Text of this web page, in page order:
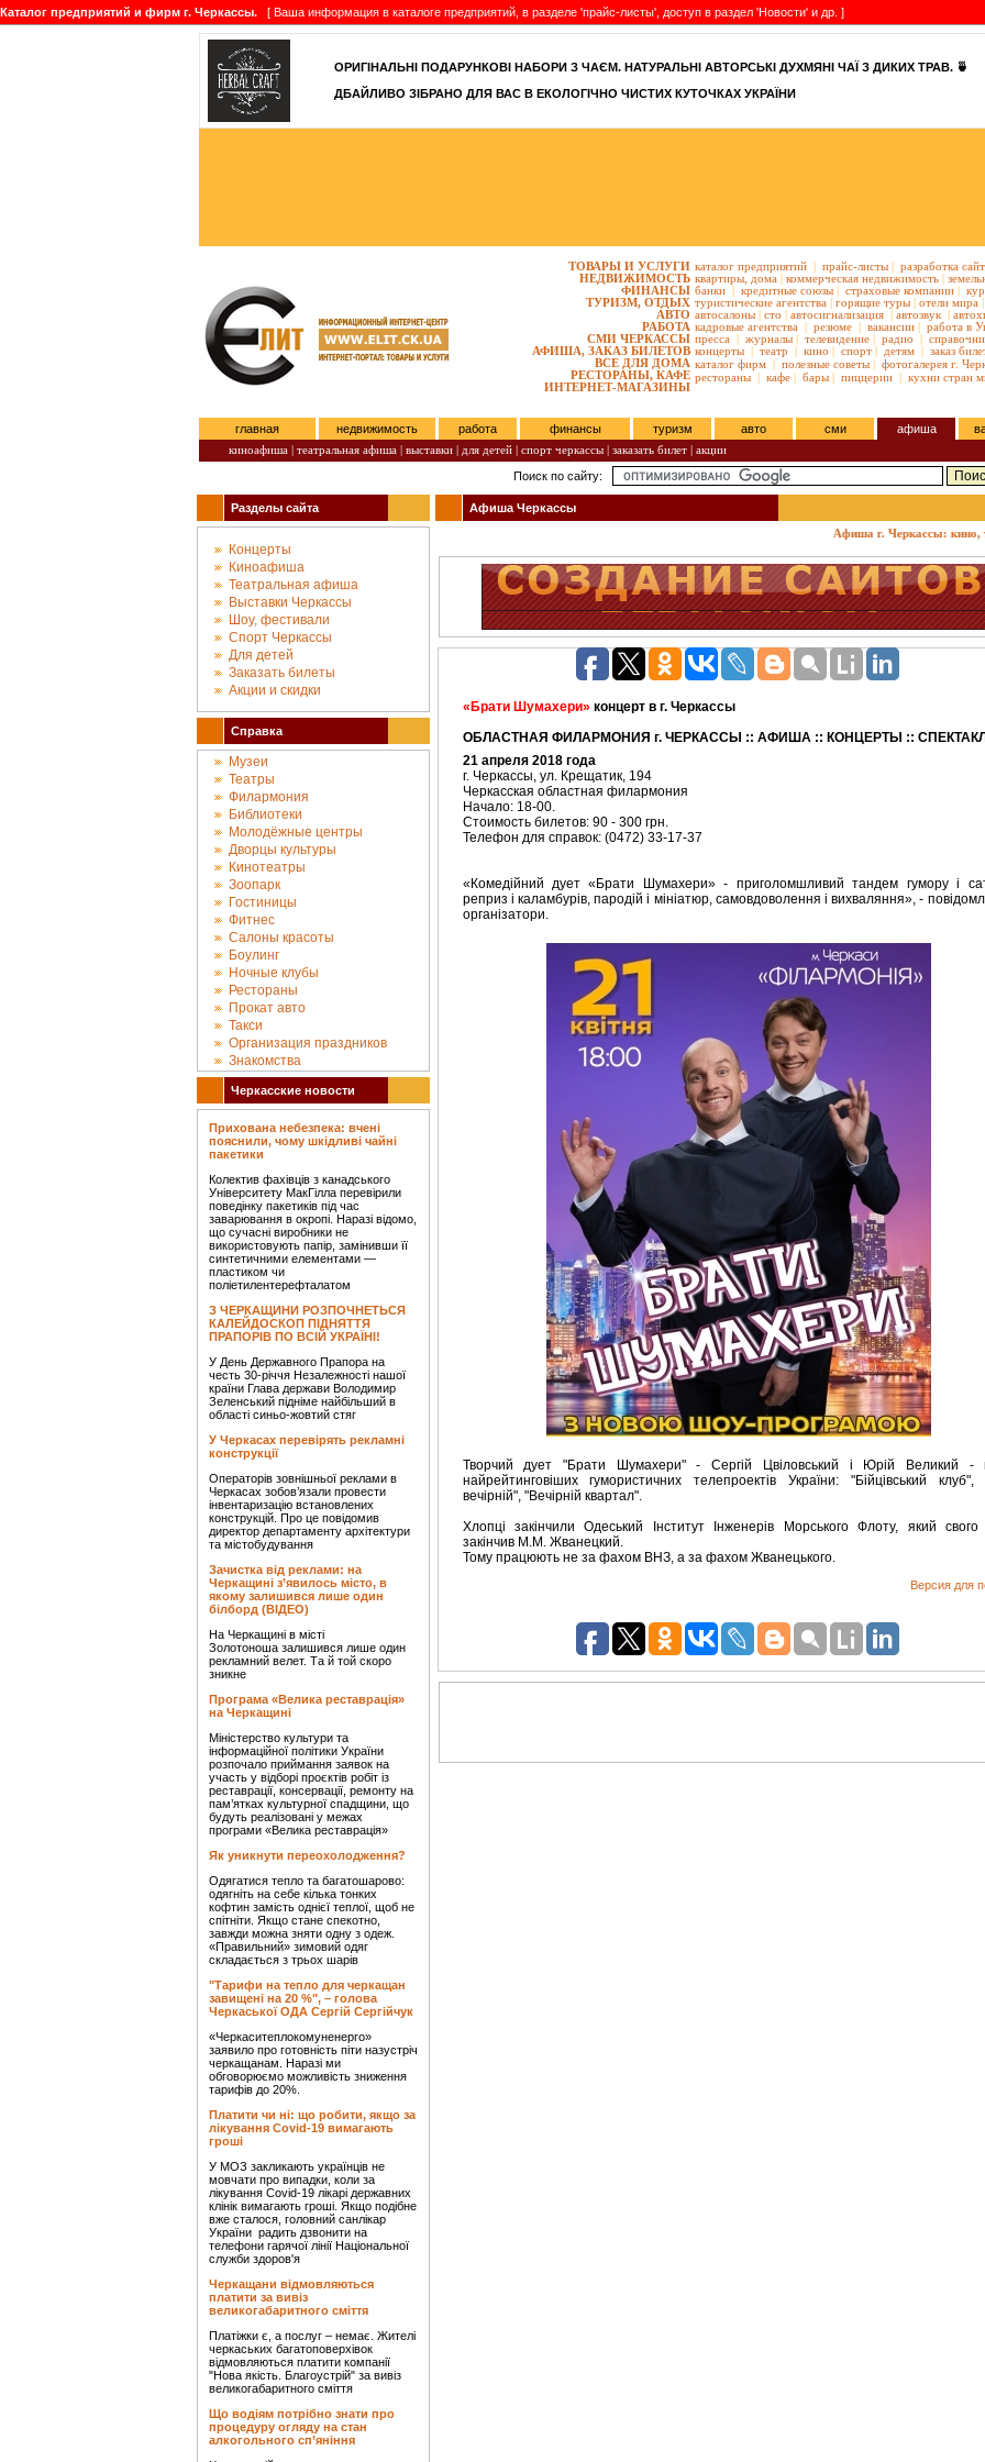
Каталог предприятий и фирм г. Черкассы. [ Ваша информация в каталоге предприятий, в разделе 'прайс-листы', доступ в раздел 'Новости' и др. ]
ОРИГІНАЛЬНІ ПОДАРУНКОВІ НАБОРИ З ЧАЄМ. НАТУРАЛЬНІ АВТОРСЬКІ ДУХМЯНІ ЧАЇ З ДИКИХ ТРАВ. 🍵
ДБАЙЛИВО ЗІБРАНО ДЛЯ ВАС В ЕКОЛОГІЧНО ЧИСТИХ КУТОЧКАХ УКРАЇНИ
ТОВАРЫ И УСЛУГИ
НЕДВИЖИМОСТЬ
ФИНАНСЫ
ТУРИЗМ, ОТДЫХ
АВТО
РАБОТА
СМИ ЧЕРКАССЫ
АФИША, ЗАКАЗ БИЛЕТОВ
ВСЕ ДЛЯ ДОМА
РЕСТОРАНЫ, КАФЕ
ИНТЕРНЕТ-МАГАЗИНЫ
каталог предприятий | прайс-листы | разработка
квартиры, дома | коммерческая недвижимость |
банки | кредитные союзы | страховые компании |
туристические агентства | горящие туры | отели мира |
автосалоны | сто | автосигнализация | автозвук |
кадровые агентства | резюме | вакансии | работа в
пресса | журналы | телевидение | радио |
концерты | театр | кино | спорт | детям | заказ
каталог фирм | полезные советы | фотогалерея г.
рестораны | кафе | бары | пиццерии | кухни стран
главная недвижимость работа финансы туризм авто сми афиша
киноафиша | театральная афиша | выставки | для детей | спорт черкассы | заказать билет | акции
Поиск по сайту:
Разделы сайта
Концерты
Киноафиша
Театральная афиша
Выставки Черкассы
Шоу, фестивали
Спорт Черкассы
Для детей
Заказать билеты
Акции и скидки
Справка
Музеи
Театры
Филармония
Библиотеки
Молодёжные центры
Дворцы культуры
Кинотеатры
Зоопарк
Гостиницы
Фитнес
Салоны красоты
Боулинг
Ночные клубы
Рестораны
Прокат авто
Такси
Организация праздников
Знакомства
Черкасские новости
Прихована небезпека: вчені
пояснили, чому шкідливі чайні
пакетики
Колектив фахівців з канадського
Університету МакГілла перевірили
поведінку пакетиків під час
заварювання в окропі. Наразі відомо,
що сучасні виробники не
використовують папір, замінивши її
синтетичними елементами —
пластиком чи
поліетилентерефталатом
З ЧЕРКАЩИНИ РОЗПОЧНЕТЬСЯ
КАЛЕЙДОСКОП ПІДНЯТТЯ
ПРАПОРІВ ПО ВСІЙ УКРАЇНІ!
У День Державного Прапора на
честь 30-річчя Незалежності нашої
країни Глава держави Володимир
Зеленський підніме найбільший в
області синьо-жовтий стяг
У Черкасах перевірять рекламні
конструкції
Операторів зовнішньої реклами в
Черкасах зобов’язали провести
інвентаризацію встановлених
конструкцій. Про це повідомив
директор департаменту архітектури
та містобудування
Зачистка від реклами: на
Черкащині з’явилось місто, в
якому залишився лише один
білборд (ВІДЕО)
На Черкащині в місті
Золотоноша залишився лише один
рекламний велет. Та й той скоро
зникне
Програма «Велика реставрація»
на Черкащині
Міністерство культури та
інформаційної політики України
розпочало приймання заявок на
участь у відборі проєктів робіт із
реставрації, консервації, ремонту на
пам’ятках культурної спадщини, що
будуть реалізовані у межах
програми «Велика реставрація»
Як уникнути переохолодження?
Одягатися тепло та багатошарово:
одягніть на себе кілька тонких
кофтин замість однієї теплої, щоб не
спітніти. Якщо стане спекотно,
завжди можна зняти одну з одеж.
«Правильний» зимовий одяг
складається з трьох шарів
"Тарифи на тепло для черкащан
завищені на 20 %", – голова
Черкаської ОДА Сергій Сергійчук
«Черкаситеплокомуненерго»
заявило про готовність піти назустріч
черкащанам. Наразі ми
обговорюємо можливість зниження
тарифів до 20%.
Платити чи ні: що робити, якщо за
лікування Covid-19 вимагають
гроші
У МОЗ закликають українців не
мовчати про випадки, коли за
лікування Covid-19 лікарі державних
клінік вимагають гроші. Якщо подібне
вже сталося, головний санлікар
України радить дзвонити на
телефони гарячої лінії Національної
служби здоров'я
Черкащани відмовляються
платити за вивіз
великогабаритного сміття
Платіжки є, а послуг – немає. Жителі
черкаських багатоповерхівок
відмовляються платити компанії
"Нова якість. Благоустрій" за вивіз
великогабаритного сміття
Що водіям потрібно знати про
процедуру огляду на стан
алкогольного сп’яніння
Афиша Черкассы
Афиша г. Черкассы: кино,
«Брати Шумахери» концерт в г. Черкассы
ОБЛАСТНАЯ ФИЛАРМОНИЯ г. ЧЕРКАССЫ :: АФИША :: КОНЦЕРТЫ ::
21 апреля 2018 года
г. Черкассы, ул. Крещатик, 194
Черкасская областная филармония
Начало: 18-00.
Стоимость билетов: 90 - 300 грн.
Телефон для справок: (0472) 33-17-37
«Комедійний дует «Брати Шумахери» - приголомшливий тандем гумору і
реприз і каламбурів, пародій і мініатюр, самовдоволення і вихваляння», -
організатори.
Творчий дует "Брати Шумахери" - Сергій Цвіловський і Юрій Великий -
найрейтинговіших гумористичних телепроектів України: "Бійцівський клуб",
вечірній", "Вечірній квартал".
Хлопці закінчили Одеський Інститут Інженерів Морського Флоту, який свого
закінчив М.М. Жванецкий.
Тому працюють не за фахом ВНЗ, а за фахом Жванецького.
Версия для